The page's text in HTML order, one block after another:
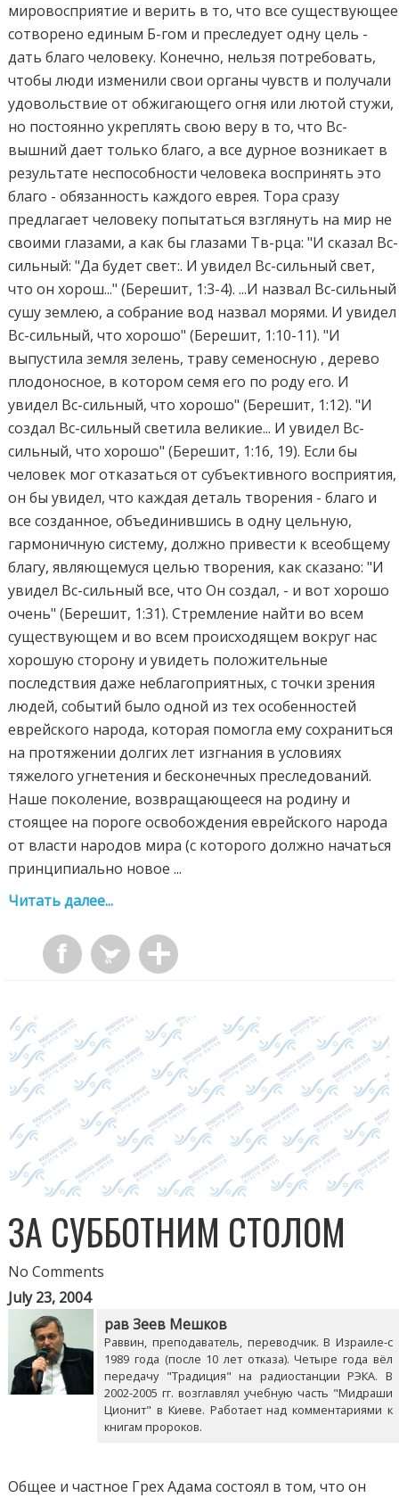
мировосприятие и верить в то, что все существующее
сотворено единым Б-гом и преследует одну цель -
дать благо человеку. Конечно, нельзя потребовать,
чтобы люди изменили свои органы чувств и получали
удовольствие от обжигающего огня или лютой стужи,
но постоянно укреплять свою веру в то, что Вс-
вышний дает только благо, а все дурное возникает в
результате неспособности человека воспринять это
благо - обязанность каждого еврея. Тора сразу
предлагает человеку попытаться взглянуть на мир не
своими глазами, а как бы глазами Тв-рца: "И сказал Вс-
сильный: "Да будет свет:. И увидел Вс-сильный свет,
что он хорош..." (Берешит, 1:3-4). ...И назвал Вс-сильный
сушу землею, а собрание вод назвал морями. И увидел
Вс-сильный, что хорошо" (Берешит, 1:10-11). "И
выпустила земля зелень, траву семеносную , дерево
плодоносное, в котором семя его по роду его. И
увидел Вс-сильный, что хорошо" (Берешит, 1:12). "И
создал Вс-сильный светила великие... И увидел Вс-
сильный, что хорошо" (Берешит, 1:16, 19). Если бы
человек мог отказаться от субъективного восприятия,
он бы увидел, что каждая деталь творения - благо и
все созданное, объединившись в одну цельную,
гармоничную систему, должно привести к всеобщему
благу, являющемуся целью творения, как сказано: "И
увидел Вс-сильный все, что Он создал, - и вот хорошо
очень" (Берешит, 1:31). Стремление найти во всем
существующем и во всем происходящем вокруг нас
хорошую сторону и увидеть положительные
последствия даже неблагоприятных, с точки зрения
людей, событий было одной из тех особенностей
еврейского народа, которая помогла ему сохраниться
на протяжении долгих лет изгнания в условиях
тяжелого угнетения и бесконечных преследований.
Наше поколение, возвращающееся на родину и
стоящее на пороге освобождения еврейского народа
от власти народов мира (с которого должно начаться
принципиально новое ...
Читать далее...
ЗА СУББОТНИМ СТОЛОМ
No Comments
July 23, 2004
рав Зеев Мешков
Раввин, преподаватель, переводчик. В Израиле-с
1989 года (после 10 лет отказа). Четыре года вёл
передачу "Традиция" на радиостанции РЭКА. В
2002-2005 гг. возглавлял учебную часть "Мидраши
Ционит" в Киеве. Работает над комментариями к
книгам пророков.
Общее и частное Грех Адама состоял в том, что он